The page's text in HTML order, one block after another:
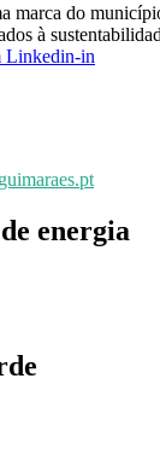
marca do
à
Linkedin-in
energia